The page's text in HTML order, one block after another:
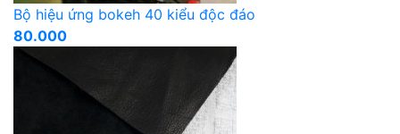
Bộ hiệu ứng bokeh 40 kiểu độc đáo
80.000